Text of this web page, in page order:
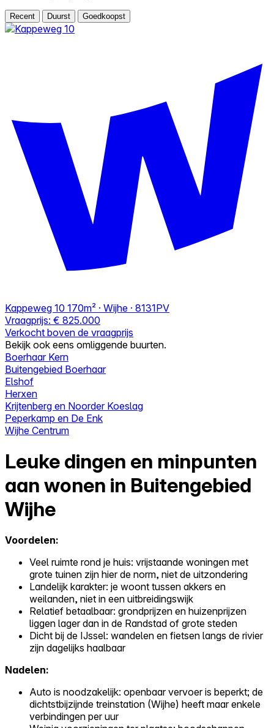
Recent Duurst Goedkoopst
Kappeweg 10 170m² · Wijhe · 8131PV
Vraagprijs: € 825.000
Verkocht boven de vraagprijs
Bekijk ook eens omliggende buurten.
Boerhaar Kern
Buitengebied Boerhaar
Elshof
Herxen
Krijtenberg en Noorder Koeslag
Peperkamp en De Enk
Wijhe Centrum
Leuke dingen en minpunten
aan wonen in Buitengebied
Wijhe
Voordelen:
Veel ruimte rond je huis: vrijstaande woningen met
grote tuinen zijn hier de norm, niet de uitzondering
Landelijk karakter: je woont tussen akkers en
weilanden, niet in een uitbreidingswijk
Relatief betaalbaar: grondprijzen en huizenprijzen
liggen lager dan in de Randstad of grote steden
Dicht bij de IJssel: wandelen en fietsen langs de rivier
zijn dagelijks haalbaar
Nadelen:
Auto is noodzakelijk: openbaar vervoer is beperkt; de
dichtstbijzijnde treinstation (Wijhe) heeft maar enkele
verbindingen per uur